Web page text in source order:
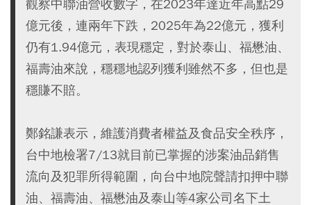
觀察中聯油營收數字，在2023年達近年高點29
億元後，連兩年下跌，2025年為22億元，獲利
仍有1.94億元，表現穩定，對於泰山、福懋油、
福壽油來說，穩穩地認列獲利雖然不多，但也是
穩賺不賠。
鄭銘謙表示，維護消費者權益及食品安全秩序，
台中地檢署7/13就目前已掌握的涉案油品銷售
流向及犯罪所得範圍，向台中地院聲請扣押中聯
油、福壽油、福懋油及泰山等4家公司名下土